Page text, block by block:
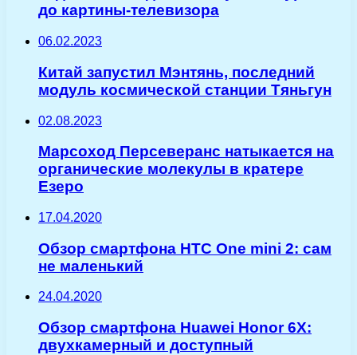
до картины-телевизора
06.02.2023
Китай запустил Мэнтянь, последний
модуль космической станции Тяньгун
02.08.2023
Марсоход Персеверанс натыкается на
органические молекулы в кратере
Езеро
17.04.2020
Обзор смартфона HTC One mini 2: сам
не маленький
24.04.2020
Обзор смартфона Huawei Honor 6X:
двухкамерный и доступный